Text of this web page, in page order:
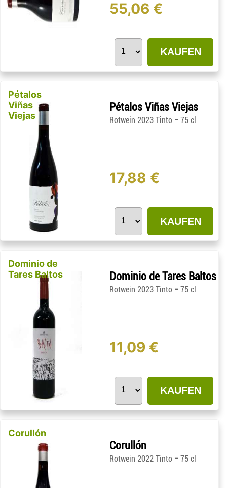
55,06 €
KAUFEN
Pétalos
Viñas
Viejas
Pétalos Viñas Viejas
Rotwein 2023 Tinto -75 cl
17,88 €
KAUFEN
Dominio de
Tares Baltos
Dominio de Tares Baltos
Rotwein 2023 Tinto -75 cl
11,09 €
KAUFEN
Corullón
Corullón
Rotwein 2022 Tinto -75 cl